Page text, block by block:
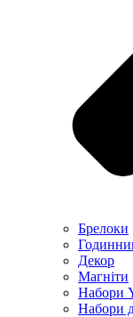
Брелоки
Декор
Магніти
Набори
Набори